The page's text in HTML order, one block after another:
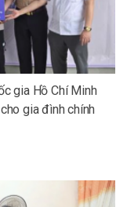
gia Hồ Chí Minh
gia đình chính